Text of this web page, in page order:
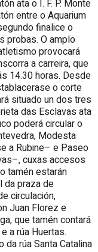
ata o I. F. P. Monte
entre o Aquarium
finalice o
probas. O amplo
provocará
a carreira, que
14.30 horas. Desde
o corte
situado un dos tres
das Esclavas ata
poderá circular o
Modesta
a Rubine– e Paseo
cuxas accesos
tamén estarán
da praza de
circulación,
Juan Florez e
que tamén contará
a rúa Huertas.
rúa Santa Catalina